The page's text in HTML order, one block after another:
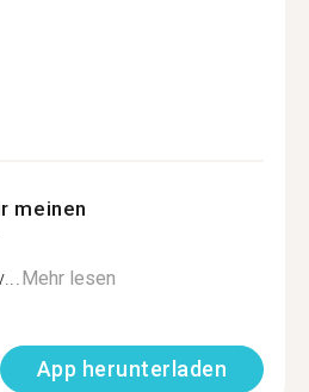
meinen
Mehr lesen
App herunterladen